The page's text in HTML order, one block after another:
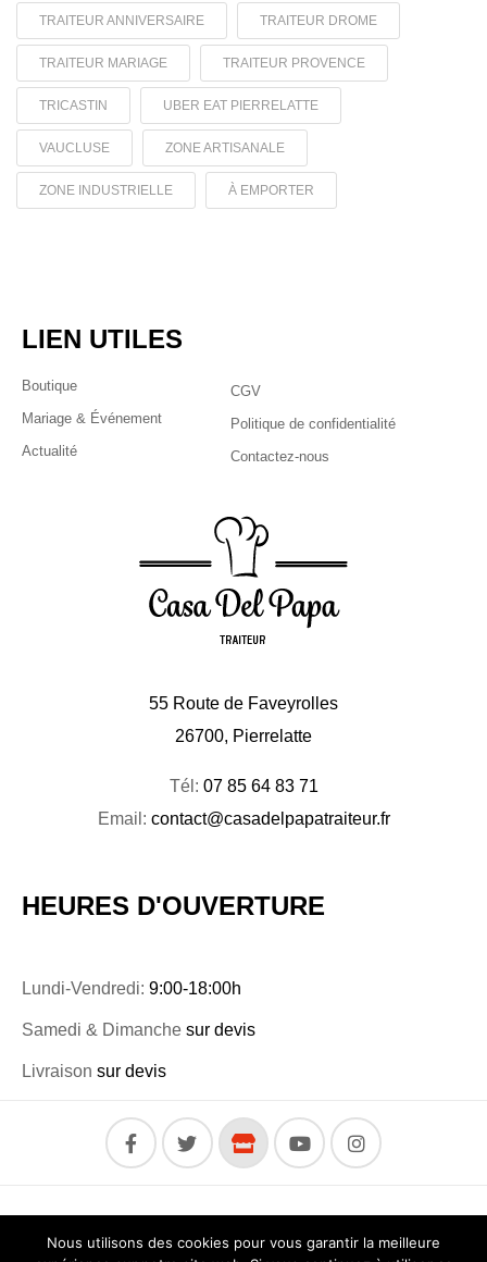
TRAITEUR ANNIVERSAIRE TRAITEUR DROME
TRAITEUR MARIAGE TRAITEUR PROVENCE
TRICASTIN UBER EAT PIERRELATTE
VAUCLUSE ZONE ARTISANALE
ZONE INDUSTRIELLE À EMPORTER
LIEN UTILES
Boutique
Mariage & Événement
Actualité
CGV
Politique de confidentialité
Contactez-nous
55 Route de Faveyrolles
26700, Pierrelatte
Tél: 07 85 64 83 71
Email: contact@casadelpapatraiteur.fr
HEURES D'OUVERTURE
Lundi-Vendredi: 9:00-18:00h
Samedi & Dimanche sur devis
Livraison sur devis
Copyright © 2019 – JL Communication
. All rights
Nous utilisons des cookies pour vous garantir la meilleure